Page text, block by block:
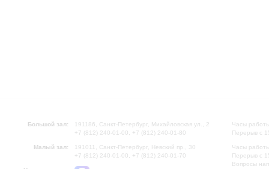
Большой зал:
191186, Санкт-Петербург, Михайловская ул., 2
+7 (812) 240-01-00, +7 (812) 240-01-80
Малый зал:
191011, Санкт-Петербург, Невский пр., 30
+7 (812) 240-01-00, +7 (812) 240-01-70
Часы
Перерыв с
Часы
Перерыв с
Вопросы